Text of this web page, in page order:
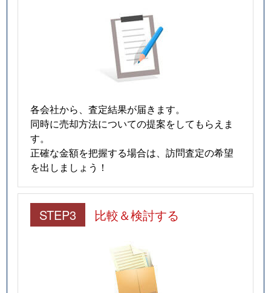
各会社から、査定結果が届きます。
同時に売却方法についての提案をしてもらえま
す。
正確な金額を把握する場合は、訪問査定の希望
を出しましょう！
STEP3 比較＆検討する